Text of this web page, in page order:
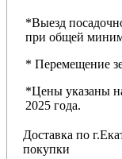
*Выезд
при общей
* Перемещение
*Цены указаны
2025 года.
Доставка по
покупки